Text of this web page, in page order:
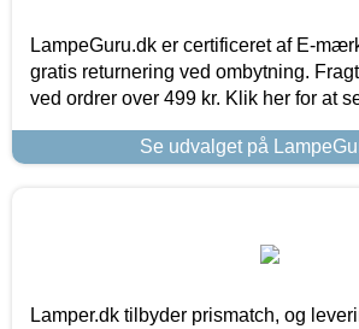
LampeGuru.dk er certificeret af E-
gratis returnering ved ombytning.
ved ordrer over 499 kr. Klik her for at
Se udvalget på
Lamper.dk tilbyder prismatch, og